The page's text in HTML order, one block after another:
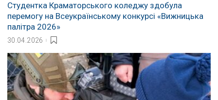
Студентка Краматорського коледжу здобула
перемогу на Всеукраїнському конкурсі «Вижницька
палітра 2026»
30.04.2026